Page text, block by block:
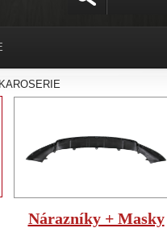
KAROSERIE
Nárazníky + Masky